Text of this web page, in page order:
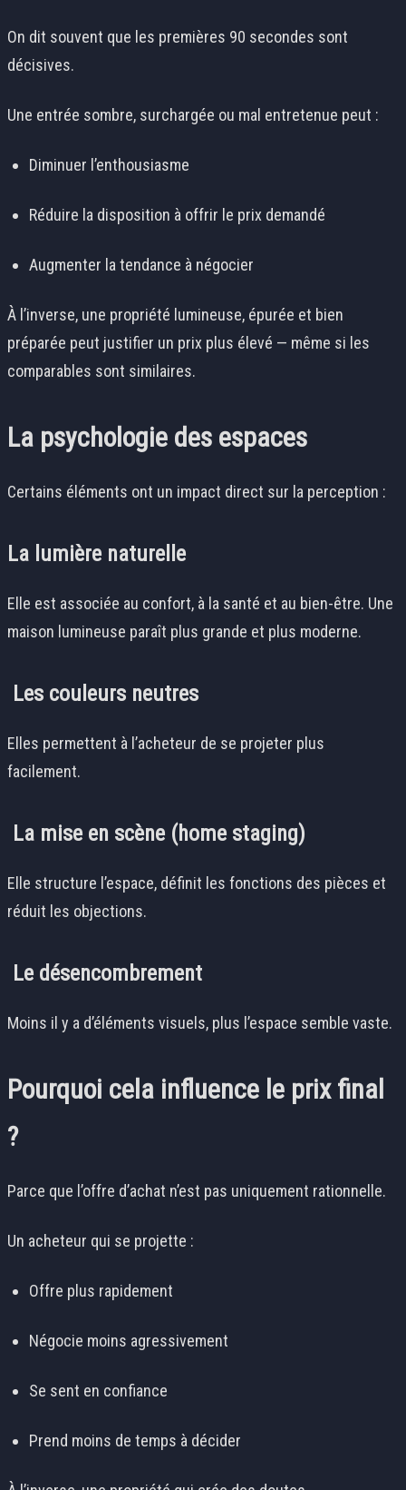
On dit souvent que les premières 90 secondes sont
décisives.
Une entrée sombre, surchargée ou mal entretenue peut :
Diminuer l’enthousiasme
Réduire la disposition à offrir le prix demandé
Augmenter la tendance à négocier
À l’inverse, une propriété lumineuse, épurée et bien
préparée peut justifier un prix plus élevé — même si les
comparables sont similaires.
La psychologie des espaces
Certains éléments ont un impact direct sur la perception :
La lumière naturelle
Elle est associée au confort, à la santé et au bien-être. Une
maison lumineuse paraît plus grande et plus moderne.
Les couleurs neutres
Elles permettent à l’acheteur de se projeter plus
facilement.
La mise en scène (home staging)
Elle structure l’espace, définit les fonctions des pièces et
réduit les objections.
Le désencombrement
Moins il y a d’éléments visuels, plus l’espace semble vaste.
Pourquoi cela influence le prix final
?
Parce que l’offre d’achat n’est pas uniquement rationnelle.
Un acheteur qui se projette :
Offre plus rapidement
Négocie moins agressivement
Se sent en confiance
Prend moins de temps à décider